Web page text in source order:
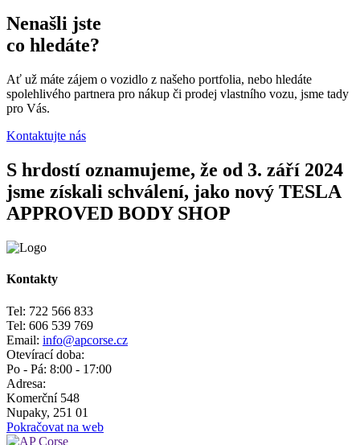
Nenašli jste
co hledáte?
Ať už máte zájem o vozidlo z našeho portfolia, nebo hledáte
spolehlivého partnera pro nákup či prodej vlastního vozu, jsme tady
pro Vás.
Kontaktujte nás
S hrdostí oznamujeme, že od 3. září 2024
jsme získali schválení, jako nový TESLA
APPROVED BODY SHOP
Kontakty
Tel: 722 566 833
Tel: 606 539 769
Email: info@apcorse.cz
Otevírací doba:
Po - Pá: 8:00 - 17:00
Adresa:
Komerční 548
Nupaky, 251 01
Pokračovat na web